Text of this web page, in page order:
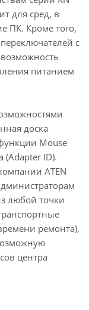
для сред, в
ПК. Кроме того,
с
питанием
доска
Mouse
(Adapter ID).
ATEN
любой точки
ремонта),
центра